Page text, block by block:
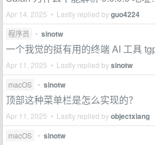
Apr 14, 2025 • Lastly replied byguo4224
程序员 • sinotw
一个我觉的挺有用的终端 AI 工具
Apr 11, 2025 • Lastly replied bysinotw
macOS • sinotw
顶部这种菜单栏是怎么实现的？
Apr 11, 2025 • Lastly replied byobjectxiang
macOS • sinotw